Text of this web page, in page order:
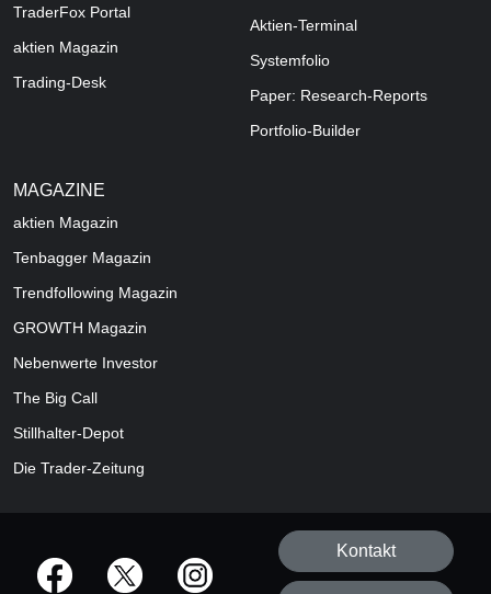
TraderFox Portal
aktien Magazin
Trading-Desk
Aktien-Terminal
Systemfolio
Paper: Research-Reports
Portfolio-Builder
MAGAZINE
aktien Magazin
Tenbagger Magazin
Trendfollowing Magazin
GROWTH Magazin
Nebenwerte Investor
The Big Call
Stillhalter-Depot
Die Trader-Zeitung
offizielle Social Media-Accounts
Kontakt